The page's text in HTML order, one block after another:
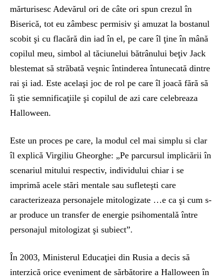
mărturisesc Adevărul ori de câte ori spun crezul în
Biserică, tot eu zâmbesc permisiv şi amuzat la bostanul
scobit şi cu flacără din iad în el, pe care îl ţine în mână
copilul meu, simbol al tăciunelui bătrânului beţiv Jack
blestemat să străbată veşnic întinderea întunecată dintre
rai şi iad. Este acelaşi joc de rol pe care îl joacă fără să
îi ştie semnificaţiile şi copilul de azi care celebreaza
Halloween.
Este un proces pe care, la modul cel mai simplu si clar
îl explică Virgiliu Gheorghe: „Pe parcursul implicării în
scenariul mitului respectiv, individului chiar i se
imprimă acele stări mentale sau sufleteşti care
caracterizeaza personajele mitologizate …e ca şi cum s-
ar produce un transfer de energie psihomentală între
personajul mitologizat şi subiect”.
În 2003, Ministerul Educaţiei din Rusia a decis să
interzică orice eveniment de sărbătorire a Halloween în